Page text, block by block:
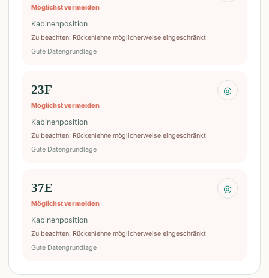
Möglichst vermeiden
Kabinenposition
Zu beachten: Rückenlehne möglicherweise eingeschränkt
Gute Datengrundlage
23F
Möglichst vermeiden
◎
Kabinenposition
Zu beachten: Rückenlehne möglicherweise eingeschränkt
Gute Datengrundlage
37E
Möglichst vermeiden
◎
Kabinenposition
Zu beachten: Rückenlehne möglicherweise eingeschränkt
Gute Datengrundlage